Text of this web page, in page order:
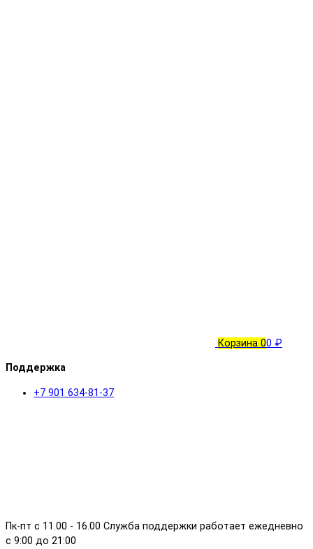
Корзина 00 ₽
Поддержка
+7 901 634-81-37
Пк-пт с 11.00 - 16.00 Служба поддержки работает ежедневно
с 9:00 до 21:00